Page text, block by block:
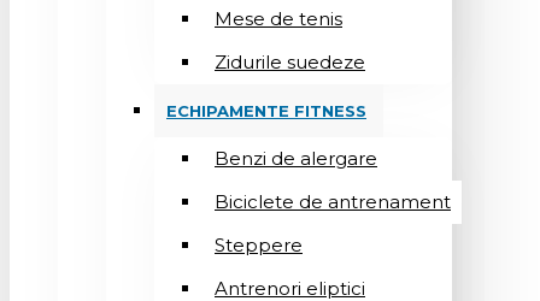
Mese de tenis
Zidurile suedeze
ECHIPAMENTE FITNESS
Benzi de alergare
Biciclete de antrenament
Steppere
Antrenori eliptici